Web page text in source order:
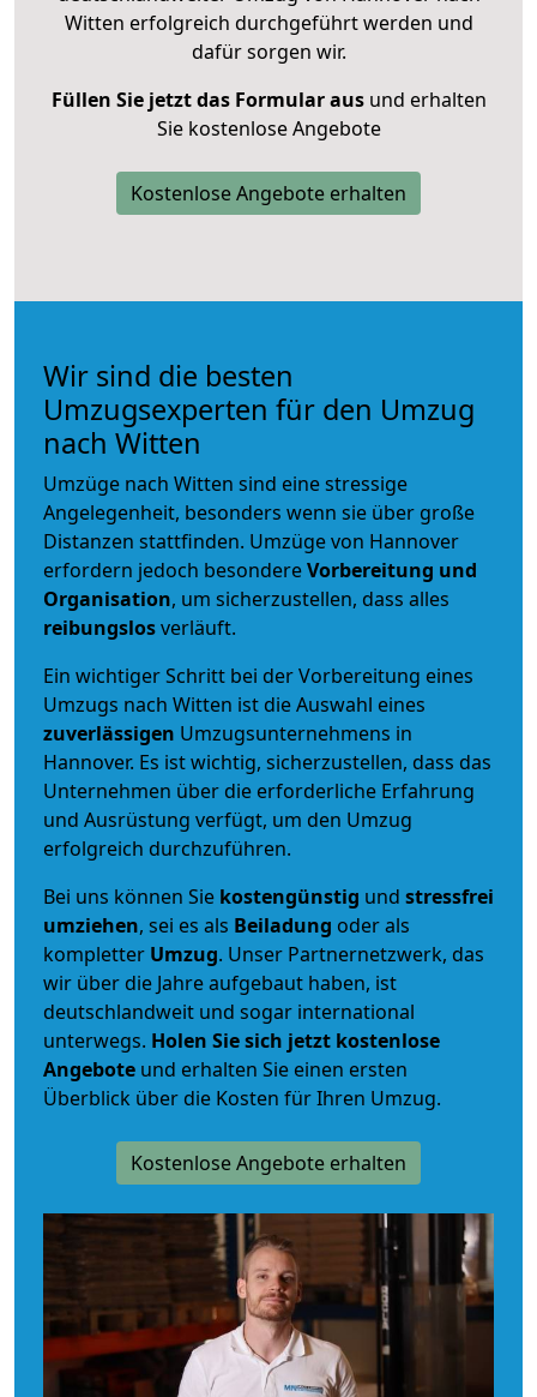
Witten erfolgreich durchgeführt werden und
dafür sorgen wir.
Füllen Sie jetzt das Formular ausund erhalten
Sie kostenlose Angebote
Kostenlose Angebote erhalten
Wir sind die besten
Umzugsexperten für den Umzug
nach Witten
Umzüge nach Witten sind eine stressige
Angelegenheit, besonders wenn sie über große
Distanzen stattfinden. Umzüge von Hannover
erfordern jedoch besondereVorbereitung und
Organisation, um sicherzustellen, dass alles
reibungslosverläuft.
Ein wichtiger Schritt bei der Vorbereitung eines
Umzugs nach Witten ist die Auswahl eines
zuverlässigen Umzugsunternehmens in
Hannover. Es ist wichtig, sicherzustellen, dass das
Unternehmen über die erforderliche Erfahrung
und Ausrüstung verfügt, um den Umzug
erfolgreich durchzuführen.
Bei uns können Sie kostengünstig und stressfrei
umziehen, sei es als Beiladung oder als
kompletter Umzug. Unser Partnernetzwerk, das
wir über die Jahre aufgebaut haben, ist
deutschlandweit und sogar international
unterwegs. Holen Sie sich jetzt kostenlose
Angebote und erhalten Sie einen ersten
Überblick über die Kosten für Ihren Umzug.
Kostenlose Angebote erhalten